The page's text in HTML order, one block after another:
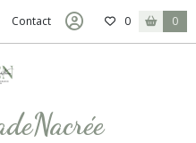
Contact 0 0